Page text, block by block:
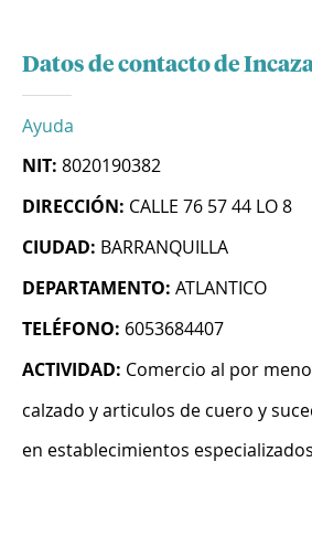
Datos de contacto de
Ayuda
NIT: 8020190382
DIRECCIÓN: CALLE 76 57 44 LO 8
CIUDAD: BARRANQUILLA
DEPARTAMENTO: ATLANTICO
TELÉFONO: 6053684407
ACTIVIDAD: Comercio al por
calzado y articulos de cuero y
en establecimientos especializados